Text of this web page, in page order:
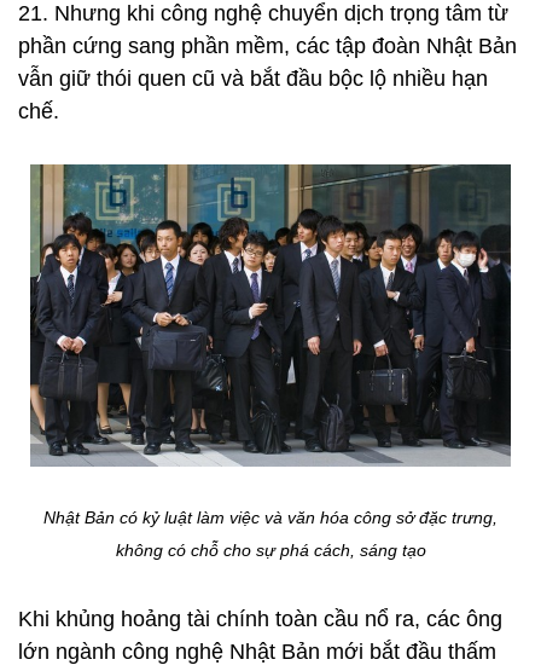
21. Nhưng khi công nghệ chuyển dịch trọng tâm từ
phần cứng sang phần mềm, các tập đoàn Nhật Bản
vẫn giữ thói quen cũ và bắt đầu bộc lộ nhiều hạn
chế.
Nhật Bản có kỷ luật làm việc và văn hóa công sở đặc trưng,
không có chỗ cho sự phá cách, sáng tạo
Khi khủng hoảng tài chính toàn cầu nổ ra, các ông
lớn ngành công nghệ Nhật Bản mới bắt đầu thấm